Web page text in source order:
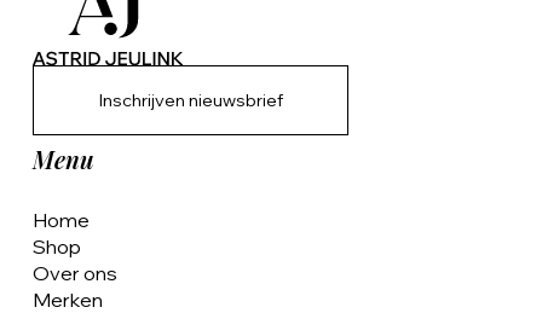
Inschrijven nieuwsbrief
Menu
Home
Shop
Over ons
Merken